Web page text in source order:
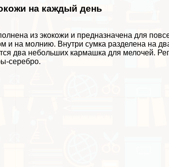
на каждый день
из экокожи и предназначена для
и на молнию. Внутри сумка разделена на
два небольших кармашка для мелочей.
серебро.